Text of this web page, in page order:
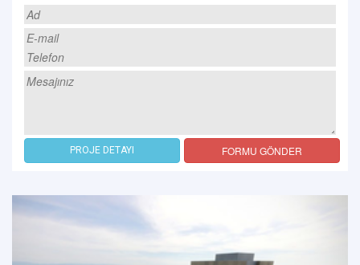
PROJE DETAYI FORMU GÖNDER